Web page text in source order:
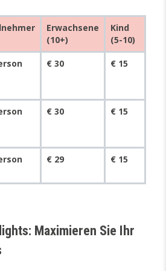
Erwachsene
(10+)
Kind
(5-10)
€ 30 € 15
€ 30 € 15
€ 29 € 15
Maximieren Sie Ihr